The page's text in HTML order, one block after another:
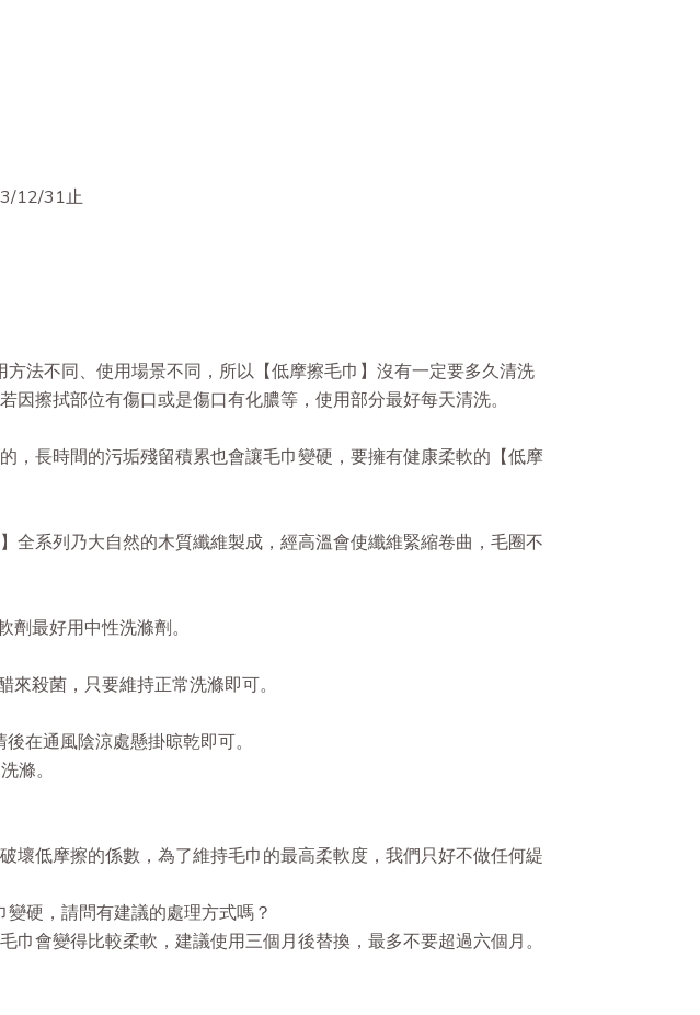
12/31止
法不同、使用場景不同，所以【低摩擦毛巾】沒有一定要多久清洗
擦拭部位有傷口或是傷口有化膿等，使用部分最好每天清洗。
，長時間的污垢殘留積累也會讓毛巾變硬，要擁有健康柔軟的【低摩
全系列乃大自然的木質纖維製成，經高溫會使纖維緊縮卷曲，毛圈不
最好用中性洗滌劑。
殺菌，只要維持正常洗滌即可。
在通風陰涼處懸掛晾乾即可。
滌。
壞低摩擦的係數，為了維持毛巾的最高柔軟度，我們只好不做任何緹
硬，請問有建議的處理方式嗎？
會變得比較柔軟，建議使用三個月後替換，最多不要超過六個月。